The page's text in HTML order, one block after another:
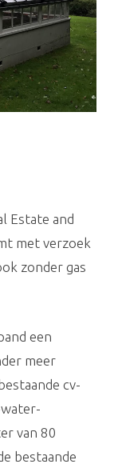
Estate and
met verzoek
zonder gas
een
meer
cv-
van 80
bestaande